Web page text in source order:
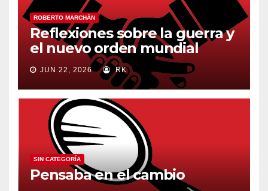
ROBERTO MARCHÁN
Reflexiones sobre la guerra y
el nuevo orden mundial
JUN 22, 2026 RK
SIN CATEGORÍA
Pensaba en el cambio